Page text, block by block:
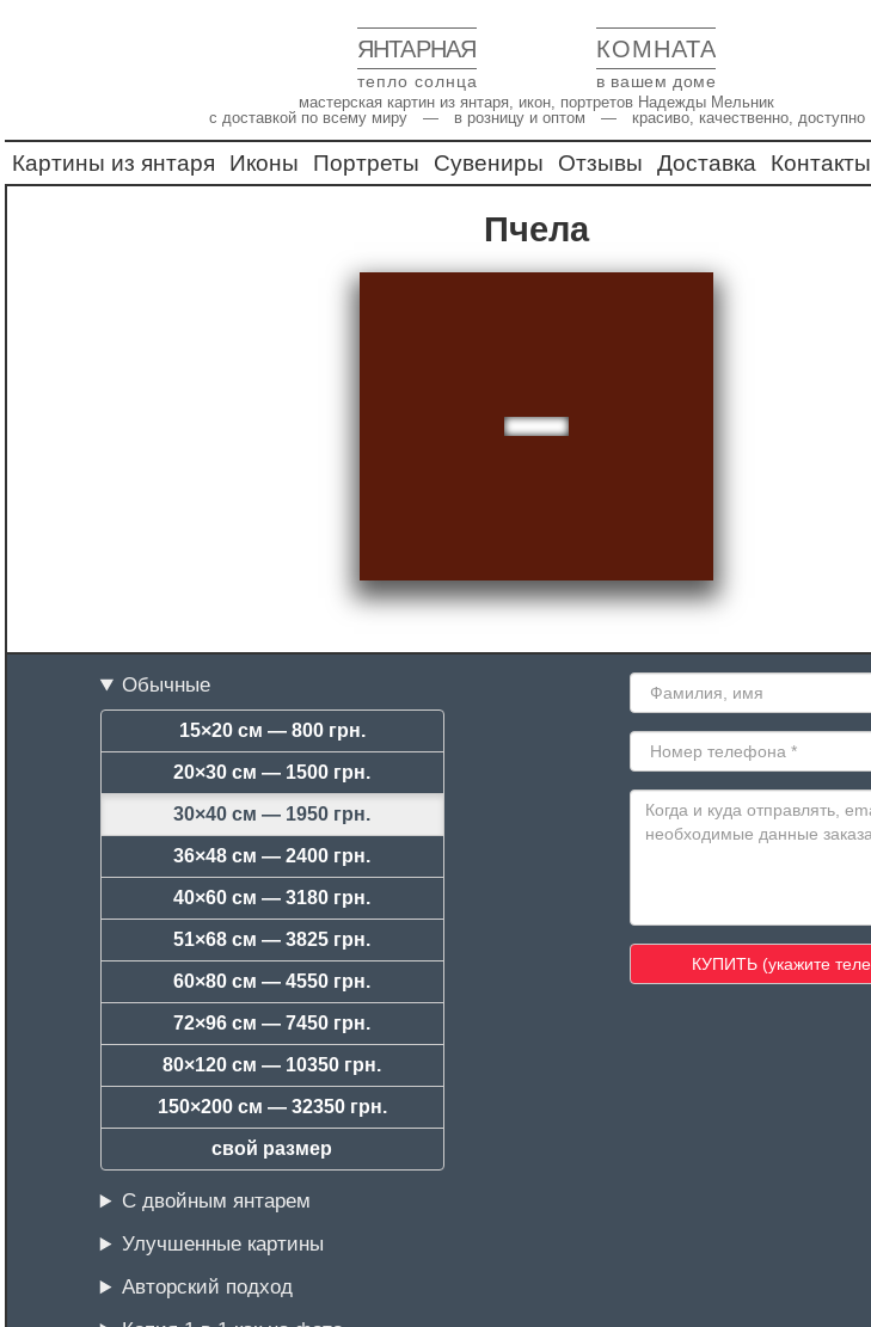
ЯНТАРНАЯ КОМНАТА
тепло солнца в вашем доме
мастерская картин из янтаря, икон, портретов Надежды Мельник
с доставкой по всему миру — в розницу и оптом — красиво, качественно, доступно
Картины из янтаря Иконы Портреты Сувениры Отзывы Доставка Контакты
Пчела
Обычные
15×20 см — 800 грн.
20×30 см — 1500 грн.
30×40 см — 1950 грн.
36×48 см —2400 грн.
40×60 см —3180 грн.
51×68 см —3825 грн.
60×80 см —4550 грн.
72×96 см —7450 грн.
80×120 см — 10350 грн.
150×200 см — 32350 грн.
свой размер
С двойным янтарем
Улучшенные картины
Авторский подход